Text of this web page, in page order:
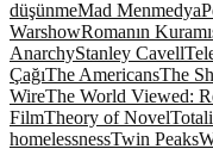
düşünmeMad Menmedya
WarshowRomanın Kuramı
AnarchyStanley Cavell
ÇağıThe AmericansThe
WireThe World Viewed:
FilmTheory of Novel
homelessnessTwin Peaks